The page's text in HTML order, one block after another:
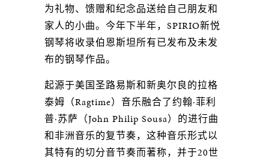
为礼物、馈赠和纪念品送给自己朋友和
家人的小曲。今年下半年，SPIRIO新悦
钢琴将收录伯恩斯坦所有已发布及未发
布的钢琴作品。
起源于美国圣路易斯和新奥尔良的拉格
泰姆（Ragtime）音乐融合了约翰·菲利
普·苏萨（John Philip Sousa）的进行曲
和非洲音乐的复节奏，这种音乐形式以
其特有的切分音节奏而著称，并于20世